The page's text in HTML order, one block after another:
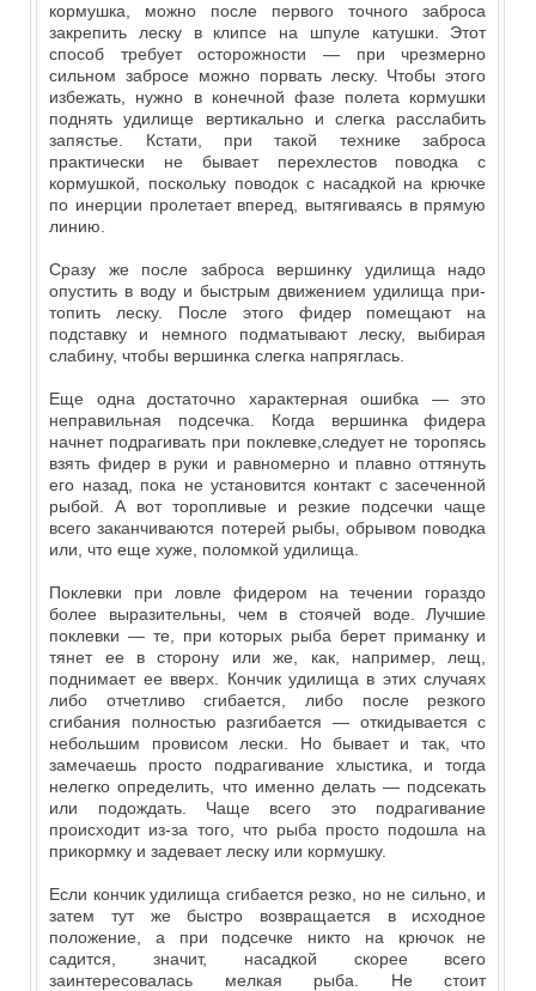
кормушка, можно после первого точного заброса
закрепить леску в клипсе на шпуле катушки. Этот
способ требует осторожности — при чрезмерно
сильном забросе можно порвать леску. Чтобы этого
избежать, нужно в конечной фазе полета кормушки
поднять удилище вертикально и слегка расслабить
запястье. Кстати, при такой технике заброса
практически не бывает перехлестов поводка с
кормушкой, поскольку поводок с насадкой на крючке
по инерции пролетает вперед, вытягиваясь в прямую
линию.
Сразу же после заброса вершинку удилища надо
опустить в воду и быстрым движением удилища при-
топить леску. После этого фидер помещают на
подставку и немного подматывают леску, выбирая
слабину, чтобы вершинка слегка напряглась.
Еще одна достаточно характерная ошибка — это
неправильная подсечка. Когда вершинка фидера
начнет подрагивать при поклевке,следует не торопясь
взять фидер в руки и равномерно и плавно оттянуть
его назад, пока не установится контакт с засеченной
рыбой. А вот торопливые и резкие подсечки чаще
всего заканчиваются потерей рыбы, обрывом поводка
или, что еще хуже, поломкой удилища.
Поклевки при ловле фидером на течении гораздо
более выразительны, чем в стоячей воде. Лучшие
поклевки — те, при которых рыба берет приманку и
тянет ее в сторону или же, как, например, лещ,
поднимает ее вверх. Кончик удилища в этих случаях
либо отчетливо сгибается, либо после резкого
сгибания полностью разгибается — откидывается с
небольшим провисом лески. Но бывает и так, что
замечаешь просто подрагивание хлыстика, и тогда
нелегко определить, что именно делать — подсекать
или подождать. Чаще всего это подрагивание
происходит из-за того, что рыба просто подошла на
прикормку и задевает леску или кормушку.
Если кончик удилища сгибается резко, но не сильно, и
затем тут же быстро возвращается в исходное
положение, а при подсечке никто на крючок не
садится, значит, насадкой скорее всего
заинтересовалась мелкая рыба. Не стоит